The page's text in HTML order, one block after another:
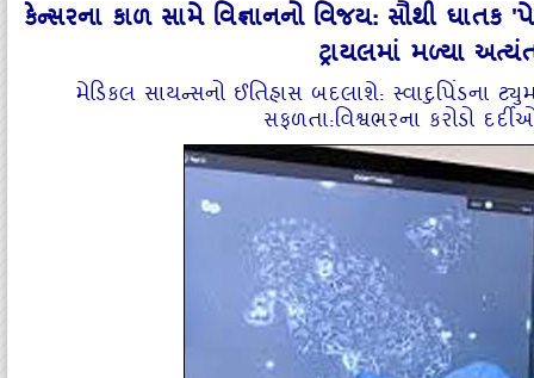
કેન્સરના કાળ સામે વિજ્ઞાનનો વિજય: સૌથી ઘાતક
ટ્રાયલમાં મળ્યા
મેડિકલ સાયન્સનો ઈતિહાસ બદલાશે: સ્વાદુપિંડના
સફળતા:વિશ્વભરના કરોડો